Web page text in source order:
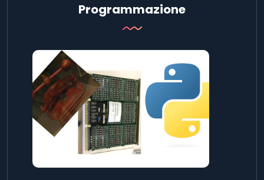
Programmazione